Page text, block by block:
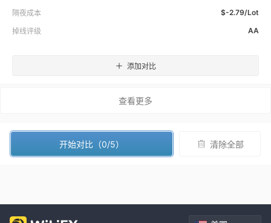
隔夜成本 $-2.79/Lot
掉线评级 AA
添加对比
查看更多
开始对比（0/5） 清除全部